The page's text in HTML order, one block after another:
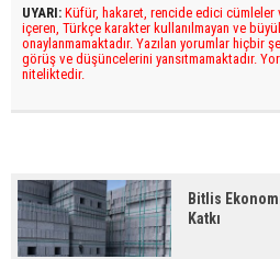
UYARI: Küfür, hakaret, rencide edici cümleler
içeren, Türkçe karakter kullanılmayan ve
onaylanmamaktadır. Yazılan yorumlar hiçbir
görüş ve düşüncelerini yansıtmamaktadır.
niteliktedir.
Bitlis
Katkı